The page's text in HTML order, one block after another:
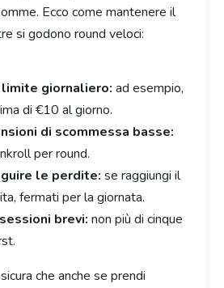
Ecco come mantenere il
si godono round veloci:
limite giornaliero: ad esempio,
di €10 al giorno.
di scommessa basse:
per round.
le perdite: se raggiungi il
fermati per la giornata.
brevi: non più di cinque
che anche se prendi